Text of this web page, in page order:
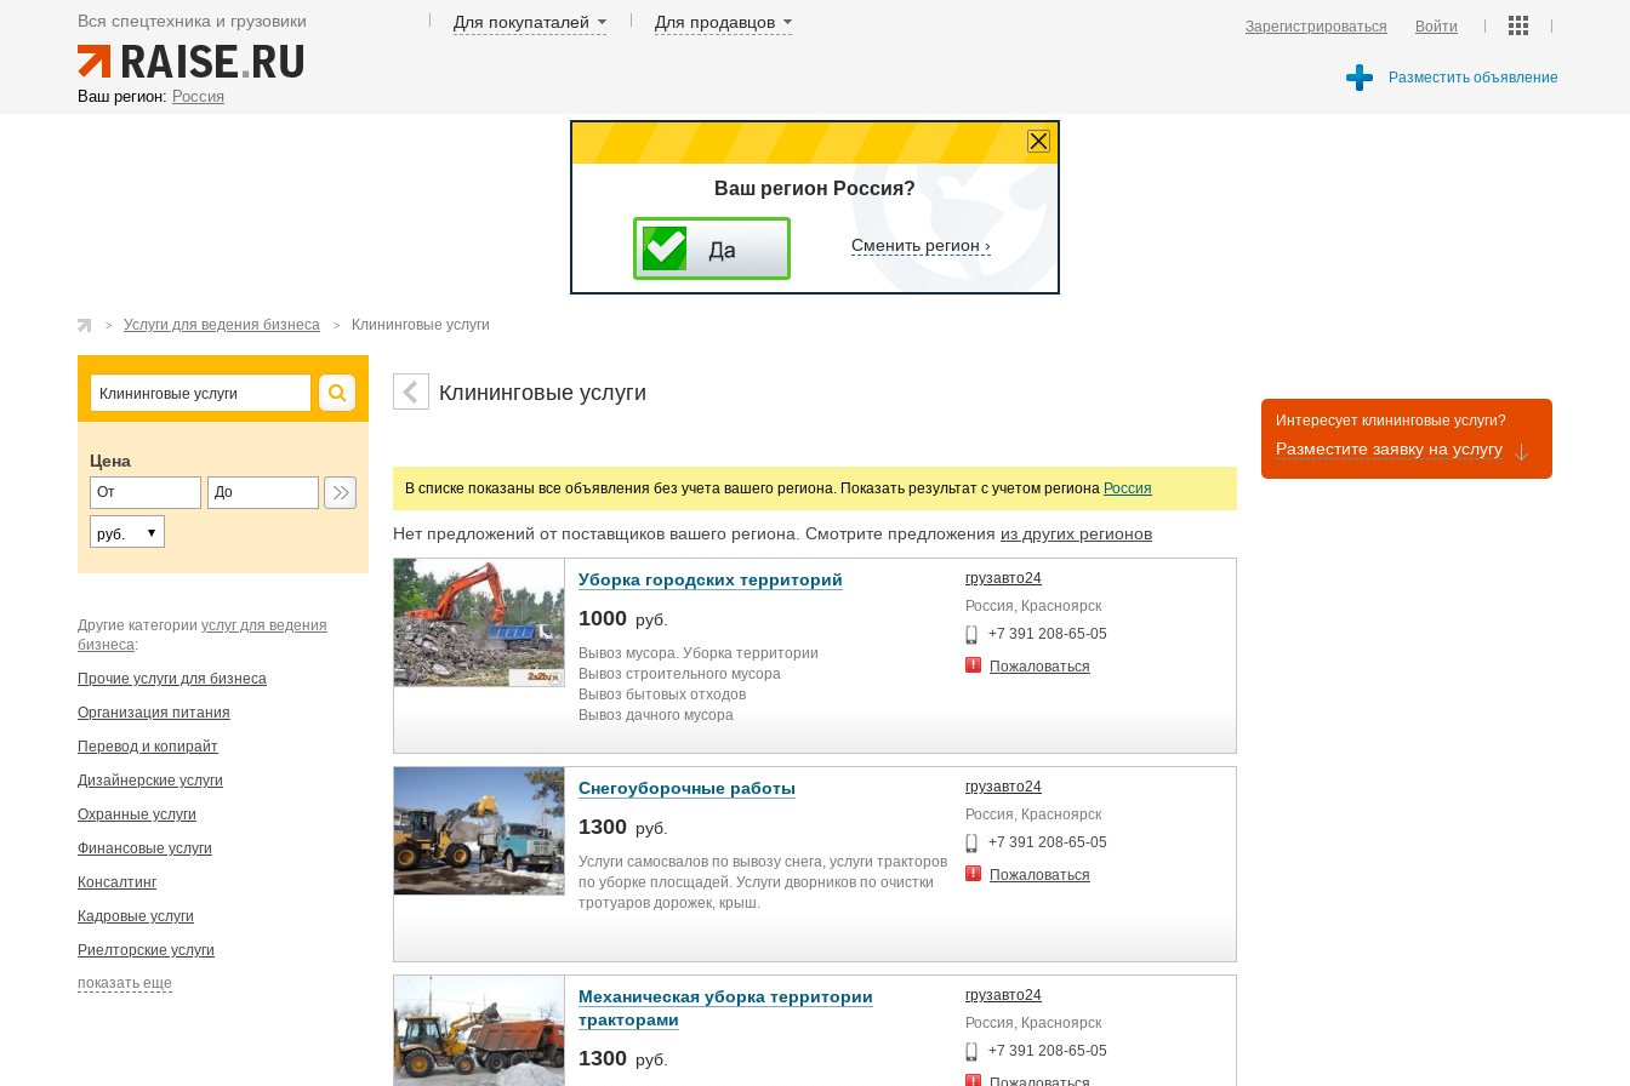
Вся спецтехника и грузовики Для покупаталей Для продавцов Зарегистрироваться Войти
Ваш регион: Россия
Разместить объявление
Ваш регион Россия?
Сменить регион ›
Услуги для ведения бизнеса Клининговые услуги
Цена
руб.
Другие категории услуг для ведения
бизнеса:
Прочие услуги для бизнеса
Организация питания
Перевод и копирайт
Дизайнерские услуги
Охранные услуги
Финансовые услуги
Консалтинг
Кадровые услуги
Риелторские услуги
показать еще
Клининговые услуги
В списке показаны все объявления без учета вашего региона. Показать результат с учетом региона Россия
Нет предложений от поставщиков вашего региона. Смотрите предложения из других регионов
Уборка городских территорий
1000 руб.
Вывоз мусора. Уборка территории
Вывоз строительного мусора
Вывоз бытовых отходов
Вывоз дачного мусора
Вывоз старой мебели и бытовой техники
грузавто24
Россия, Красноярск
+7 391 208-65-05
Пожаловаться
Снегоуборочные работы
1300 руб.
Услуги самосвалов по вывозу снега, услуги тракторов
по уборке плосщадей. Услуги дворников по очистки
тротуаров дорожек, крыш.
грузавто24
Россия, Красноярск
+7 391 208-65-05
Пожаловаться
Механическая уборка территории
тракторами
1300 руб.
грузавто24
Россия, Красноярск
+7 391 208-65-05
Интересует клининговые услуги?
Разместите заявку на услугу